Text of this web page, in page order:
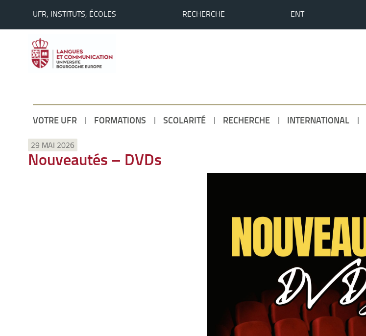
UFR, INSTITUTS, ÉCOLES RECHERCHE ENT
VOTRE UFR FORMATIONS SCOLARITÉ RECHERCHE INTERNATIONAL
29 MAI 2026
Nouveautés – DVDs